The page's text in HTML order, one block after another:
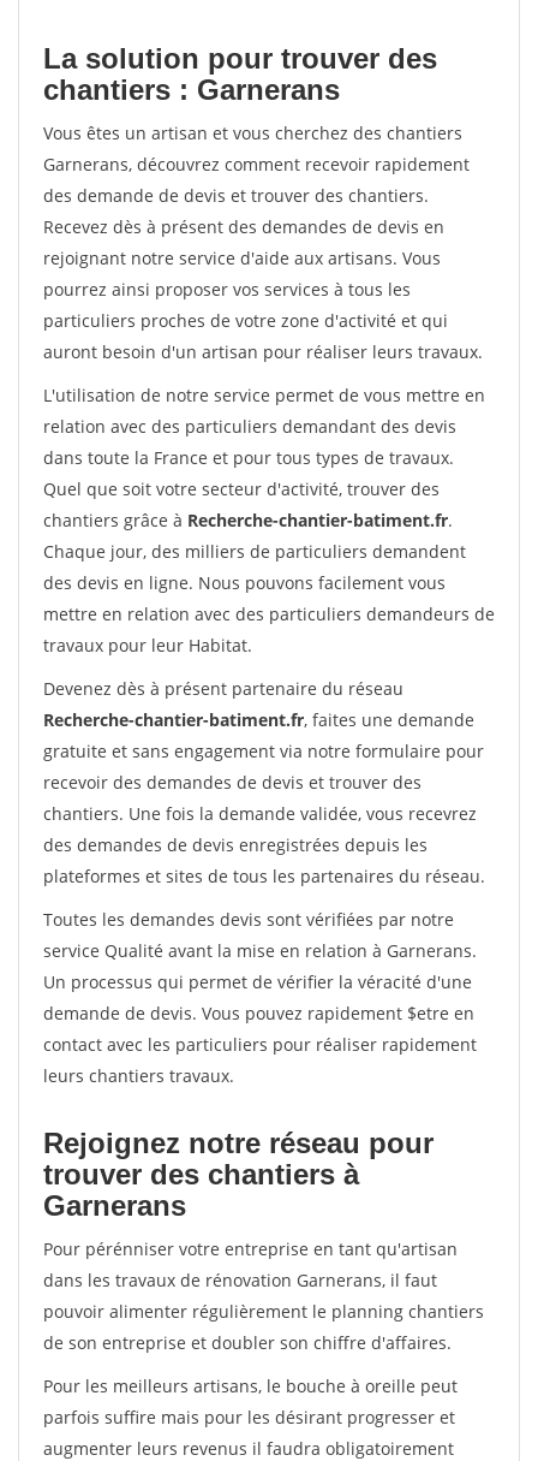
La solution pour trouver des
chantiers : Garnerans
Vous êtes un artisan et vous cherchez des chantiers
Garnerans, découvrez comment recevoir rapidement
des demande de devis et trouver des chantiers.
Recevez dès à présent des demandes de devis en
rejoignant notre service d'aide aux artisans. Vous
pourrez ainsi proposer vos services à tous les
particuliers proches de votre zone d'activité et qui
auront besoin d'un artisan pour réaliser leurs travaux.
L'utilisation de notre service permet de vous mettre en
relation avec des particuliers demandant des devis
dans toute la France et pour tous types de travaux.
Quel que soit votre secteur d'activité, trouver des
chantiers grâce à Recherche-chantier-batiment.fr.
Chaque jour, des milliers de particuliers demandent
des devis en ligne. Nous pouvons facilement vous
mettre en relation avec des particuliers demandeurs de
travaux pour leur Habitat.
Devenez dès à présent partenaire du réseau
Recherche-chantier-batiment.fr, faites une demande
gratuite et sans engagement via notre formulaire pour
recevoir des demandes de devis et trouver des
chantiers. Une fois la demande validée, vous recevrez
des demandes de devis enregistrées depuis les
plateformes et sites de tous les partenaires du réseau.
Toutes les demandes devis sont vérifiées par notre
service Qualité avant la mise en relation à Garnerans.
Un processus qui permet de vérifier la véracité d'une
demande de devis. Vous pouvez rapidement $etre en
contact avec les particuliers pour réaliser rapidement
leurs chantiers travaux.
Rejoignez notre réseau pour
trouver des chantiers à
Garnerans
Pour pérénniser votre entreprise en tant qu'artisan
dans les travaux de rénovation Garnerans, il faut
pouvoir alimenter régulièrement le planning chantiers
de son entreprise et doubler son chiffre d'affaires.
Pour les meilleurs artisans, le bouche à oreille peut
parfois suffire mais pour les désirant progresser et
augmenter leurs revenus il faudra obligatoirement